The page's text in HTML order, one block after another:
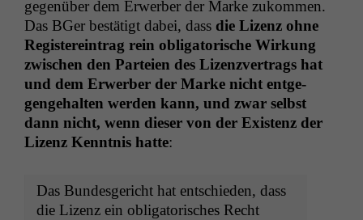
gegenüber dem Erwer­ber der Marke zukom­men.
Das BGer bestätigt dabei, dass die Lizenz ohne
Reg­is­tere­in­trag rein oblig­a­torische Wirkung
zwis­chen den Parteien des Lizen­zver­trags hat
und dem Erwer­ber der Marke nicht ent­ge­
genge­hal­ten wer­den kann, und zwar selb­st
dann nicht, wenn dieser von der Exis­tenz der
Lizenz Ken­nt­nis hat­te:
Das Bun­des­gericht hat entsch­ieden, dass
die Lizenz ein oblig­a­torisches Recht